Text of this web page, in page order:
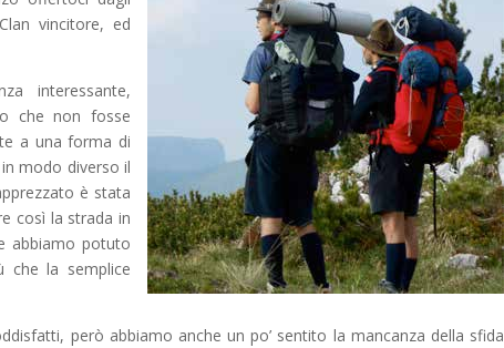
vincitore, ed
interessante,
che non fosse
a una forma di
modo diverso il
è stata
così la strada in
abbiamo potuto
che la semplice
però abbiamo anche un po’ sentito la mancanza della sfida